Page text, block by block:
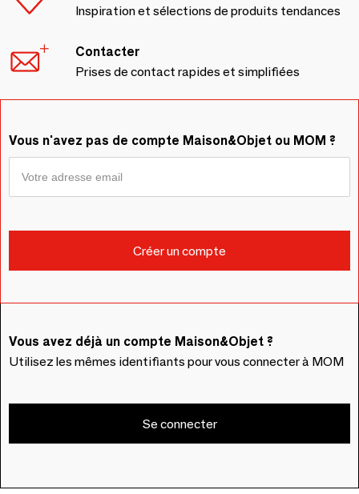
Inspiration et sélections de produits tendances
Contacter
Prises de contact rapides et simplifiées
Vous n'avez pas de compte Maison&Objet ou MOM ?
Vous avez déjà un compte Maison&Objet ?
Utilisez les mêmes identifiants pour vous connecter à MOM
Se connecter